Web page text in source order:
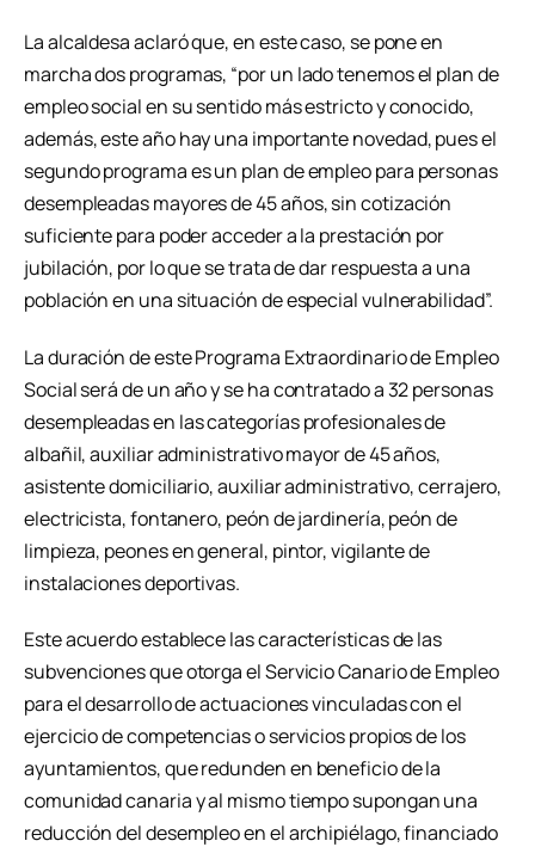
La alcaldesa aclaró que, en este caso, se pone en
marcha dos programas, “por un lado tenemos el plan de
empleo social en su sentido más estricto y conocido,
además, este año hay una importante novedad, pues el
segundo programa es un plan de empleo para personas
desempleadas mayores de 45 años, sin cotización
suficiente para poder acceder a la prestación por
jubilación, por lo que se trata de dar respuesta a una
población en una situación de especial vulnerabilidad”.
La duración de este Programa Extraordinario de Empleo
Social será de un año y se ha contratado a 32 personas
desempleadas en las categorías profesionales de
albañil, auxiliar administrativo mayor de 45 años,
asistente domiciliario, auxiliar administrativo, cerrajero,
electricista, fontanero, peón de jardinería, peón de
limpieza, peones en general, pintor, vigilante de
instalaciones deportivas.
Este acuerdo establece las características de las
subvenciones que otorga el Servicio Canario de Empleo
para el desarrollo de actuaciones vinculadas con el
ejercicio de competencias o servicios propios de los
ayuntamientos, que redunden en beneficio de la
comunidad canaria y al mismo tiempo supongan una
reducción del desempleo en el archipiélago, financiado